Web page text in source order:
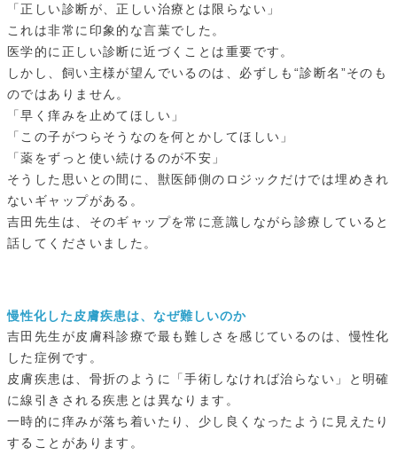
「正しい診断が、正しい治療とは限らない」
これは非常に印象的な言葉でした。
医学的に正しい診断に近づくことは重要です。
しかし、飼い主様が望んでいるのは、必ずしも“診断名”そのも
のではありません。
「早く痒みを止めてほしい」
「この子がつらそうなのを何とかしてほしい」
「薬をずっと使い続けるのが不安」
そうした思いとの間に、獣医師側のロジックだけでは埋めきれ
ないギャップがある。
吉田先生は、そのギャップを常に意識しながら診療していると
話してくださいました。
慢性化した皮膚疾患は、なぜ難しいのか
吉田先生が皮膚科診療で最も難しさを感じているのは、慢性化
した症例です。
皮膚疾患は、骨折のように「手術しなければ治らない」と明確
に線引きされる疾患とは異なります。
一時的に痒みが落ち着いたり、少し良くなったように見えたり
することがあります。